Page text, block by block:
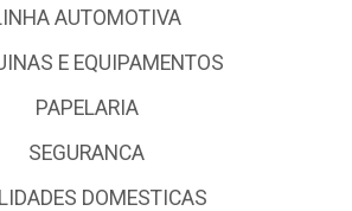
AUTOMOTIVA
E EQUIPAMENTOS
PAPELARIA
SEGURANCA
DOMESTICAS